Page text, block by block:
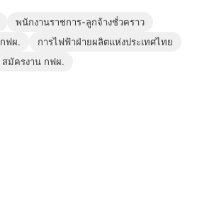
พนักงานราชการ-ลูกจ้างชั่วคราว
กฟผ.
การไฟฟ้าฝ่ายผลิตแห่งประเทศไทย
สมัครงาน กฟผ.